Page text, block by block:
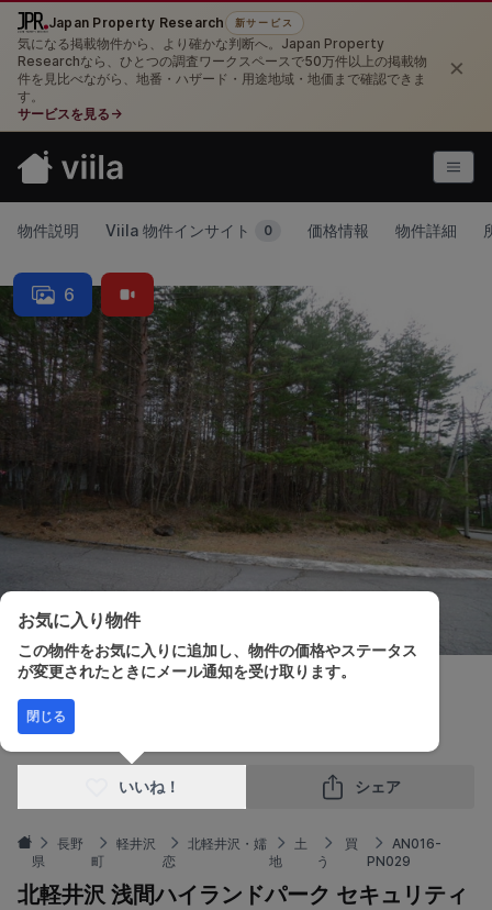
Japan Property Research 新サービス
気になる掲載物件から、より確かな判断へ。Japan Property
Researchなら、ひとつの調査ワークスペースで50万件以上の掲載物
件を見比べながら、地番・ハザード・用途地域・地価まで確認できま
す。
サービスを見る →
×
物件説明 Viila 物件インサイト 0 価格情報 物件詳細
6
販売価格
¥10,500,000
いいね！ シェア
長野
県
軽井沢
町
北軽井沢・嬬
恋
土
地
買
う
AN016-
PN029
北軽井沢 浅間ハイランドパーク セキュリティ
お気に入り物件
この物件をお気に入りに追加し、物件の価格やステータス
が変更されたときにメール通知を受け取ります。
閉じる